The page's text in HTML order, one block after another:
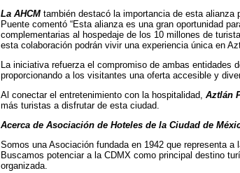
La AHCM también destacó la importancia de esta
Puente comentó “Esta alianza es una gran oportunidad
complementarias al hospedaje de los 10 millones de
esta colaboración podrán vivir una experiencia única en
La iniciativa refuerza el compromiso de ambas entidades
proporcionando a los visitantes una oferta accesible y
Al conectar el entretenimiento con la hospitalidad, Aztlán
más turistas a disfrutar de esta ciudad.
Acerca de Asociación de Hoteles de la Ciudad de
Somos una Asociación fundada en 1942 que representa
Buscamos potenciar a la CDMX como principal destino
organizada.